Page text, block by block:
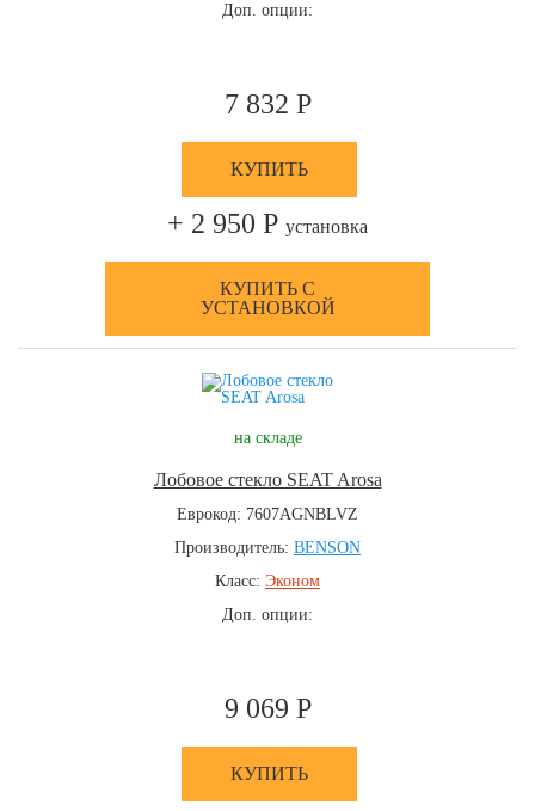
Доп. опции:
7 832 Р
КУПИТЬ
+ 2 950 Р установка
КУПИТЬ С
УСТАНОВКОЙ
на складе
Лобовое стекло SEAT Arosa
Еврокод: 7607AGNBLVZ
Производитель: BENSON
Класс: Эконом
Доп. опции:
9 069 Р
КУПИТЬ